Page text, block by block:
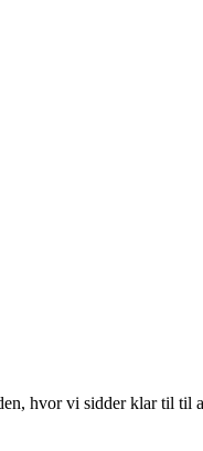
hvor vi sidder klar til